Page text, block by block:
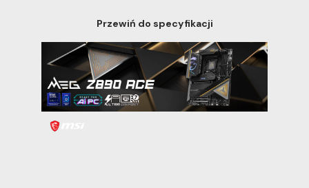
Przewiń do specyfikacji